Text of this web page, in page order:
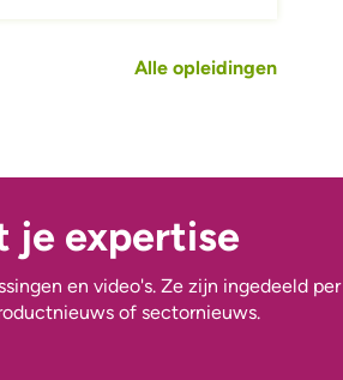
Alle opleidingen
je expertise
en video's. Ze zijn ingedeeld per
of sectornieuws.